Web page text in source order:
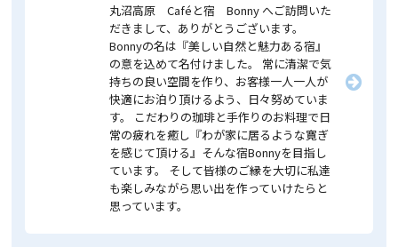
丸沼高原 Caféと宿 Bonny へご訪問いた
だきまして、ありがとうございます。
Bonnyの名は『美しい自然と魅力ある宿』
の意を込めて名付けました。 常に清潔で気
持ちの良い空間を作り、お客様一人一人が
快適にお泊り頂けるよう、日々努めていま
す。 こだわりの珈琲と手作りのお料理で日
常の疲れを癒し『わが家に居るような寛ぎ
を感じて頂ける』そんな宿Bonnyを目指し
ています。 そして皆様のご縁を大切に私達
も楽しみながら思い出を作っていけたらと
思っています。